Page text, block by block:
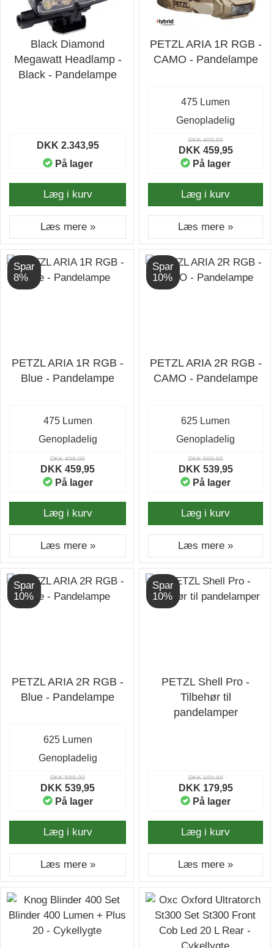
Black Diamond
Megawatt Headlamp -
Black - Pandelampe
DKK 2.343,95
På lager
Læg i kurv
Læs mere »
PETZL ARIA 1R RGB -
CAMO - Pandelampe
475 Lumen
Genopladelig
DKK 499,00
DKK 459,95
På lager
Læg i kurv
Læs mere »
Spar
8%
PETZL ARIA 1R RGB -
Blue - Pandelampe
475 Lumen
Genopladelig
DKK 499,00
DKK 459,95
På lager
Læg i kurv
Læs mere »
Spar
10%
PETZL ARIA 2R RGB -
CAMO - Pandelampe
625 Lumen
Genopladelig
DKK 599,00
DKK 539,95
På lager
Læg i kurv
Læs mere »
Spar
10%
PETZL ARIA 2R RGB -
Blue - Pandelampe
625 Lumen
Genopladelig
DKK 599,00
DKK 539,95
På lager
Læg i kurv
Læs mere »
Spar
10%
PETZL Shell Pro -
Tilbehør til
pandelamper
DKK 199,00
DKK 179,95
På lager
Læg i kurv
Læs mere »